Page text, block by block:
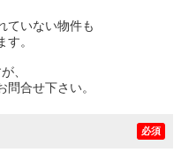
ていない物件も
す。
、
合せ下さい。
必須